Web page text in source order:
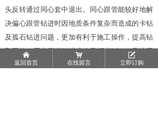
头反转通过同心套中退出。同心跟管能较好地解
决偏心跟管钻进时因地质条件复杂而造成的卡钻
及孤石钻进问题，更加有利于施工操作，提高钻
孔工效。同心跟管钻进宜在孔深超过40m且地层
中有较多较大的孤石时采用。
낀
返回首页
낙
在线留言
녁
立即订购